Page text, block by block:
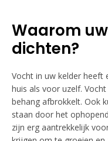
Waarom
dichten?
Vocht in uw kelder heeft
huis als voor uzelf.
behang afbrokkelt. Ook
staan door het
zijn erg aantrekkelijk